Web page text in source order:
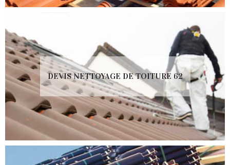
DEVIS NETTOYAGE DE TOITURE 62